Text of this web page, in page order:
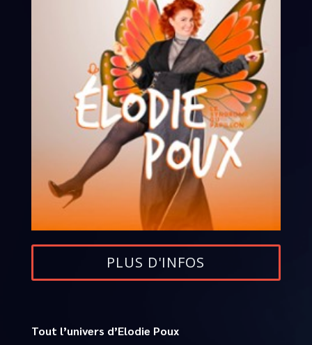
PLUS D'INFOS
Tout l’univers d’Elodie Poux